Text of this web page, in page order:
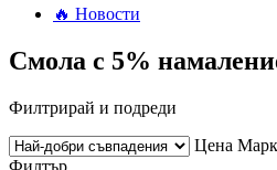
🔥 Новости
Смола с 5%
Филтрирай и подреди
Цена
Филтър